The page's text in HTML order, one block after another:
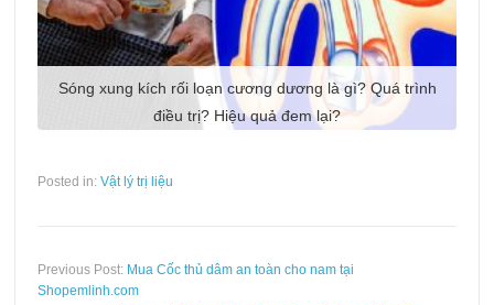
Sóng xung kích rối loạn cương dương là gì? Quá trình
điều trị? Hiệu quả đem lại?
Posted in:Vật lý trị liệu
Previous Post: Mua Cốc thủ dâm an toàn cho nam tại
Shopemlinh.com